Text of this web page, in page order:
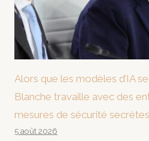
Alors que les modèles d’IA
Blanche travaille avec des
mesures de sécurité secrètes
5 août 2026